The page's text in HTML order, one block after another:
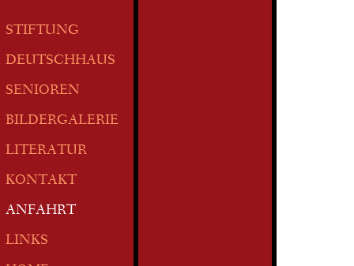
STIFTUNG
DEUTSCHHAUS
SENIOREN
BILDERGALERIE
LITERATUR
KONTAKT
ANFAHRT
LINKS